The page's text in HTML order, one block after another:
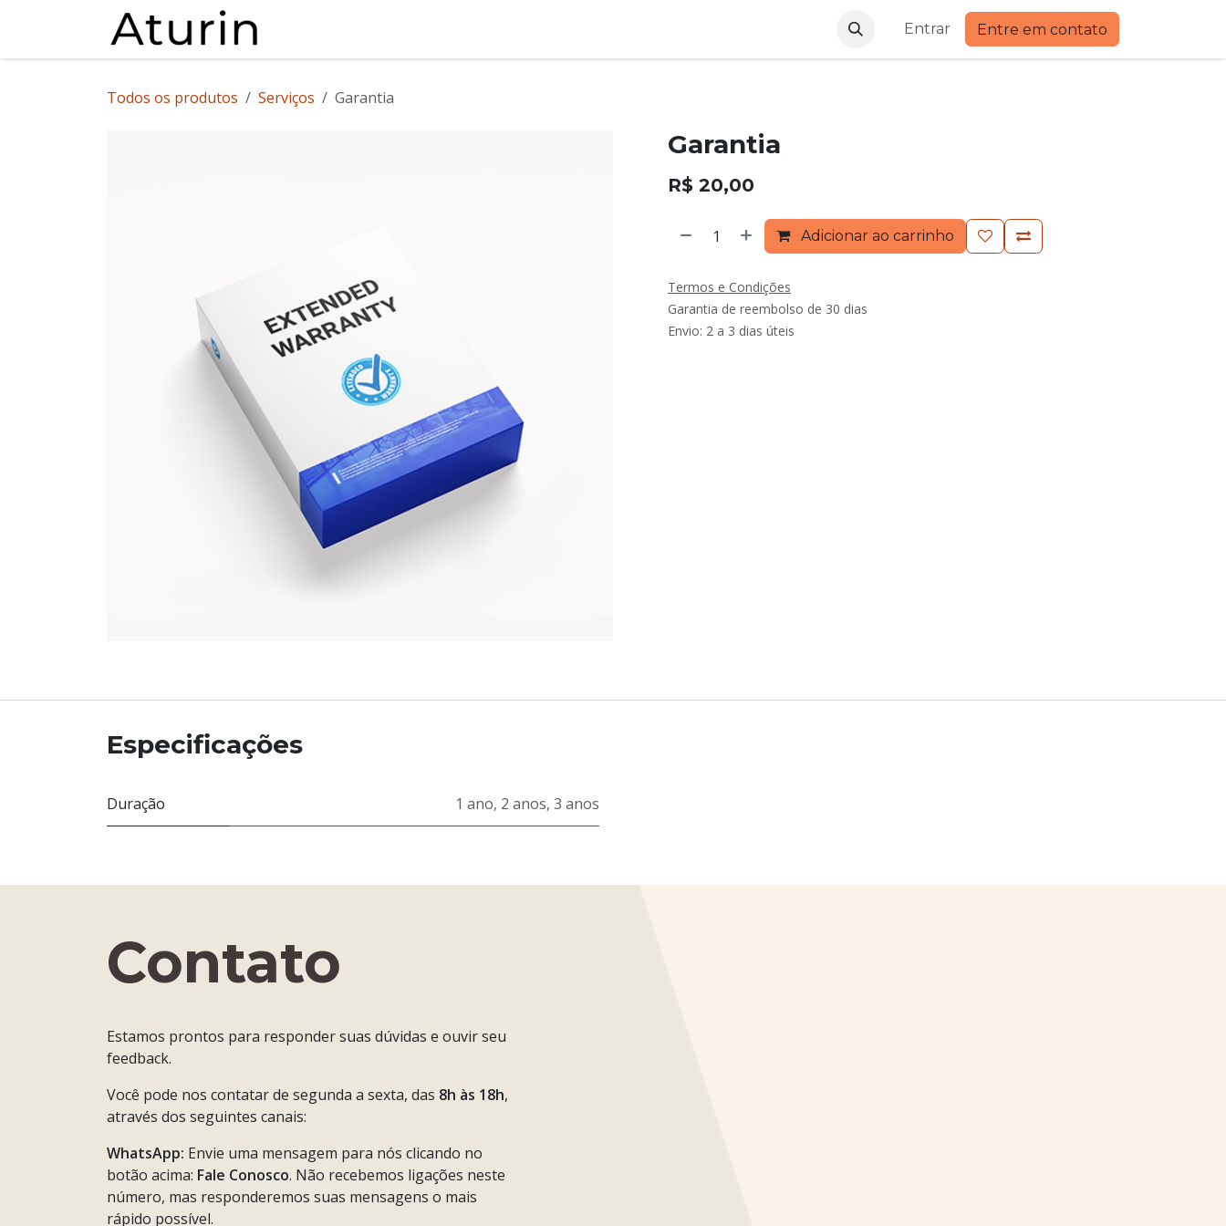
Pular para o conteúdo
Entrar Entre em contato
Todos os produtos Serviços Garantia
Garantia
R$ 20,00
Adicionar ao carrinho
Termos e Condições
Garantia de reembolso de 30 dias
Envio: 2 a 3 dias úteis
Especificações
Duração 1 ano, 2 anos, 3 anos
Contato
Estamos prontos para responder suas dúvidas e ouvir seu
feedback.
Você pode nos contatar de segunda a sexta, das 8h às 18h,
através dos seguintes canais:
WhatsApp: Envie uma mensagem para nós clicando no
botão acima: Fale Conosco. Não recebemos ligações neste
número, mas responderemos suas mensagens o mais
rápido possível.